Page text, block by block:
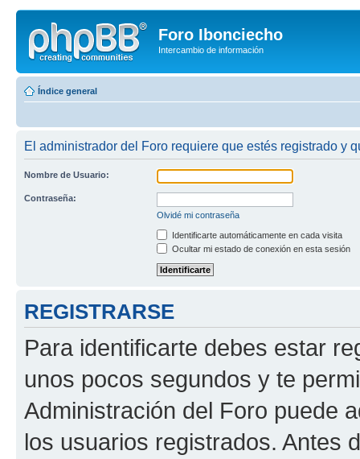
Foro Ibonciecho
Intercambio de información
Índice general
El administrador del Foro requiere que estés registrado y
Nombre de Usuario:
Contraseña:
Olvidé mi contraseña
Identificarte automáticamente en cada visita
Ocultar mi estado de conexión en esta sesión
REGISTRARSE
Para identificarte debes estar
unos pocos segundos y te
Administración del Foro puede
los usuarios registrados. Antes